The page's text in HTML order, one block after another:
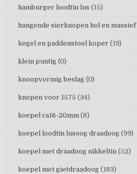
hamburger loodtin lus (15)
hangende sierknopen hol en massief
kegel en paddenstoel koper (19)
klein puntig (0)
knoopvormig beslag (0)
knopen voor 1575 (34)
koepel ca16-20mm (8)
koepel loodtin lusoog draadoog (99)
koepel met draadoog nikkeltin (52)
koepel met gietdraadoog (183)